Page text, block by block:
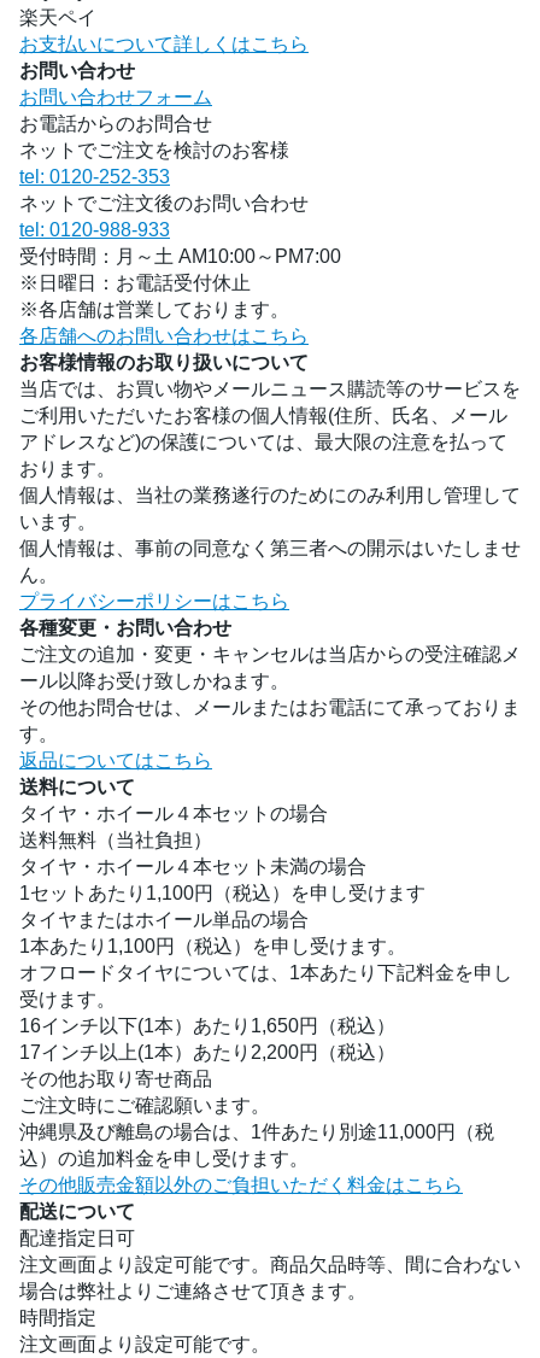
楽天ペイ
お支払いについて詳しくはこちら
お問い合わせ
お問い合わせフォーム
お電話からのお問合せ
ネットでご注文を検討のお客様
tel: 0120-252-353
ネットでご注文後のお問い合わせ
tel: 0120-988-933
受付時間：月～土 AM10:00～PM7:00
※日曜日：お電話受付休止
※各店舗は営業しております。
各店舗へのお問い合わせはこちら
お客様情報のお取り扱いについて
当店では、お買い物やメールニュース購読等のサービスを
ご利用いただいたお客様の個人情報(住所、氏名、メール
アドレスなど)の保護については、最大限の注意を払って
おります。
個人情報は、当社の業務遂行のためにのみ利用し管理して
います。
個人情報は、事前の同意なく第三者への開示はいたしませ
ん。
プライバシーポリシーはこちら
各種変更・お問い合わせ
ご注文の追加・変更・キャンセルは当店からの受注確認メ
ール以降お受け致しかねます。
その他お問合せは、メールまたはお電話にて承っておりま
す。
返品についてはこちら
送料について
タイヤ・ホイール４本セットの場合
送料無料（当社負担）
タイヤ・ホイール４本セット未満の場合
1セットあたり1,100円（税込）を申し受けます
タイヤまたはホイール単品の場合
1本あたり1,100円（税込）を申し受けます。
オフロードタイヤについては、1本あたり下記料金を申し
受けます。
16インチ以下(1本）あたり1,650円（税込）
17インチ以上(1本）あたり2,200円（税込）
その他お取り寄せ商品
ご注文時にご確認願います。
沖縄県及び離島の場合は、1件あたり別途11,000円（税
込）の追加料金を申し受けます。
その他販売金額以外のご負担いただく料金はこちら
配送について
配達指定日可
注文画面より設定可能です。商品欠品時等、間に合わない
場合は弊社よりご連絡させて頂きます。
時間指定
注文画面より設定可能です。